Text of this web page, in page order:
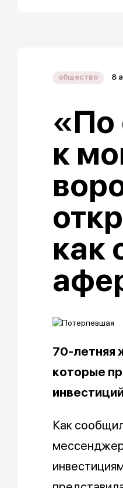
общество 8
«По
к
как
70-летняя
которые
Как